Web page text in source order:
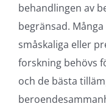
behandlingen av
begränsad.
småskaliga eller
forskning behövs
och de bästa